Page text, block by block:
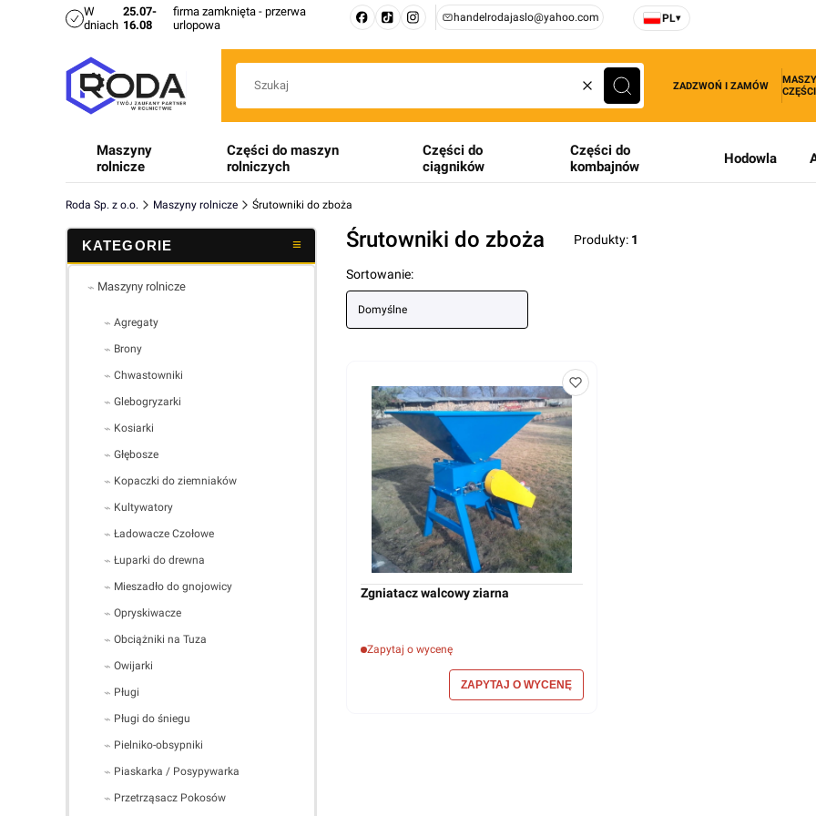
W
dniach
25.07-
16.08
firma zamknięta - przerwa
urlopowa
handelrodajaslo@yahoo.com PL▾
WyczyśćSzukaj
ZADZWOŃ I ZAMÓW
Maszyny
rolnicze
Części do maszyn
rolniczych
Części do
ciągników
Części do
kombajnów
Hodowla
Roda Sp. z o.o. Maszyny rolnicze Śrutowniki do zboża
Maszyny rolnicze
Agregaty
Brony
Chwastowniki
Glebogryzarki
Kosiarki
Głębosze
Kopaczki do ziemniaków
Kultywatory
Ładowacze Czołowe
Łuparki do drewna
Mieszadło do gnojowicy
Opryskiwacze
Obciążniki na Tuza
Owijarki
Pługi
Pługi do śniegu
Pielniko-obsypniki
Piaskarka / Posypywarka
Przetrząsacz Pokosów
Śrutowniki do zboża Produkty: 1
Lista produktów
Sortowanie:
Domyślne
Zgniatacz walcowy ziarna
Zapytaj o wycenę